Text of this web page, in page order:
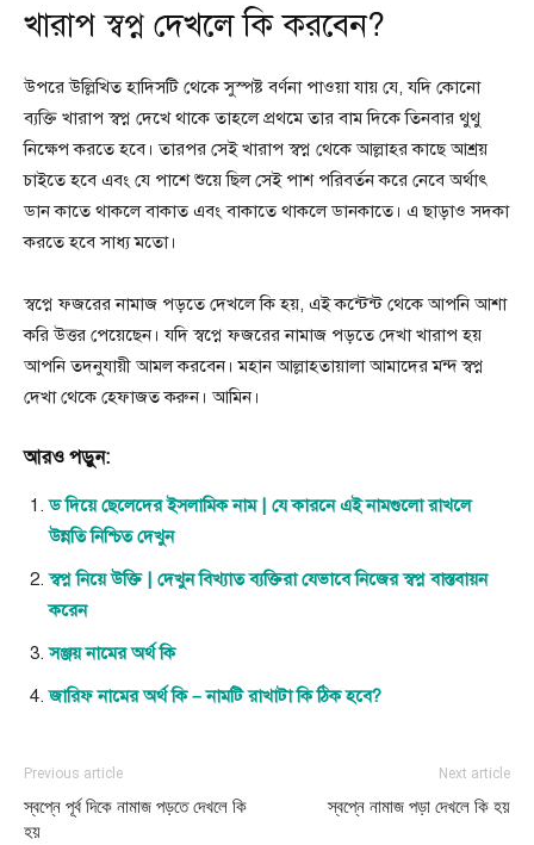
খারাপ স্বপ্ন দেখলে কি করবেন?
উপরে উল্লিখিত হাদিসটি থেকে সুস্পষ্ট বর্ণনা পাওয়া যায় যে, যদি কোনো
ব্যক্তি খারাপ স্বপ্ন দেখে থাকে তাহলে প্রথমে তার বাম দিকে তিনবার থুথু
নিক্ষেপ করতে হবে। তারপর সেই খারাপ স্বপ্ন থেকে আল্লাহর কাছে আশ্রয়
চাইতে হবে এবং যে পাশে শুয়ে ছিল সেই পাশ পরিবর্তন করে নেবে অর্থাৎ
ডান কাতে থাকলে বাকাত এবং বাকাতে থাকলে ডানকাতে। এ ছাড়াও সদকা
করতে হবে সাধ্য মতো।
স্বপ্নে ফজরের নামাজ পড়তে দেখলে কি হয়, এই কন্টেন্ট থেকে আপনি আশা
করি উত্তর পেয়েছেন। যদি স্বপ্নে ফজরের নামাজ পড়তে দেখা খারাপ হয়
আপনি তদনুযায়ী আমল করবেন। মহান আল্লাহতায়ালা আমাদের মন্দ স্বপ্ন
দেখা থেকে হেফাজত করুন। আমিন।
আরও পড়ুন:
ড দিয়ে ছেলেদের ইসলামিক নাম | যে কারনে এই নামগুলো রাখলে
উন্নতি নিশ্চিত দেখুন
স্বপ্ন নিয়ে উক্তি | দেখুন বিখ্যাত ব্যক্তিরা যেভাবে নিজের স্বপ্ন বাস্তবায়ন
করেন
সঞ্জয় নামের অর্থ কি
জারিফ নামের অর্থ কি – নামটি রাখাটা কি ঠিক হবে?
Previous article
স্বপ্নে পূর্ব দিকে নামাজ পড়তে দেখলে কি
হয়
Next article
স্বপ্নে নামাজ পড়া দেখলে কি হয়